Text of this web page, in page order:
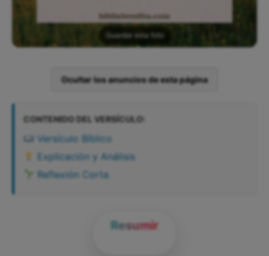
Guardar esta foto
Ocultar los anuncios de esta página
CONTENIDO DEL VERSÍCULO:
Versículo Bíblico
Explicación y Análisis
Reflexión Corta
Resumir